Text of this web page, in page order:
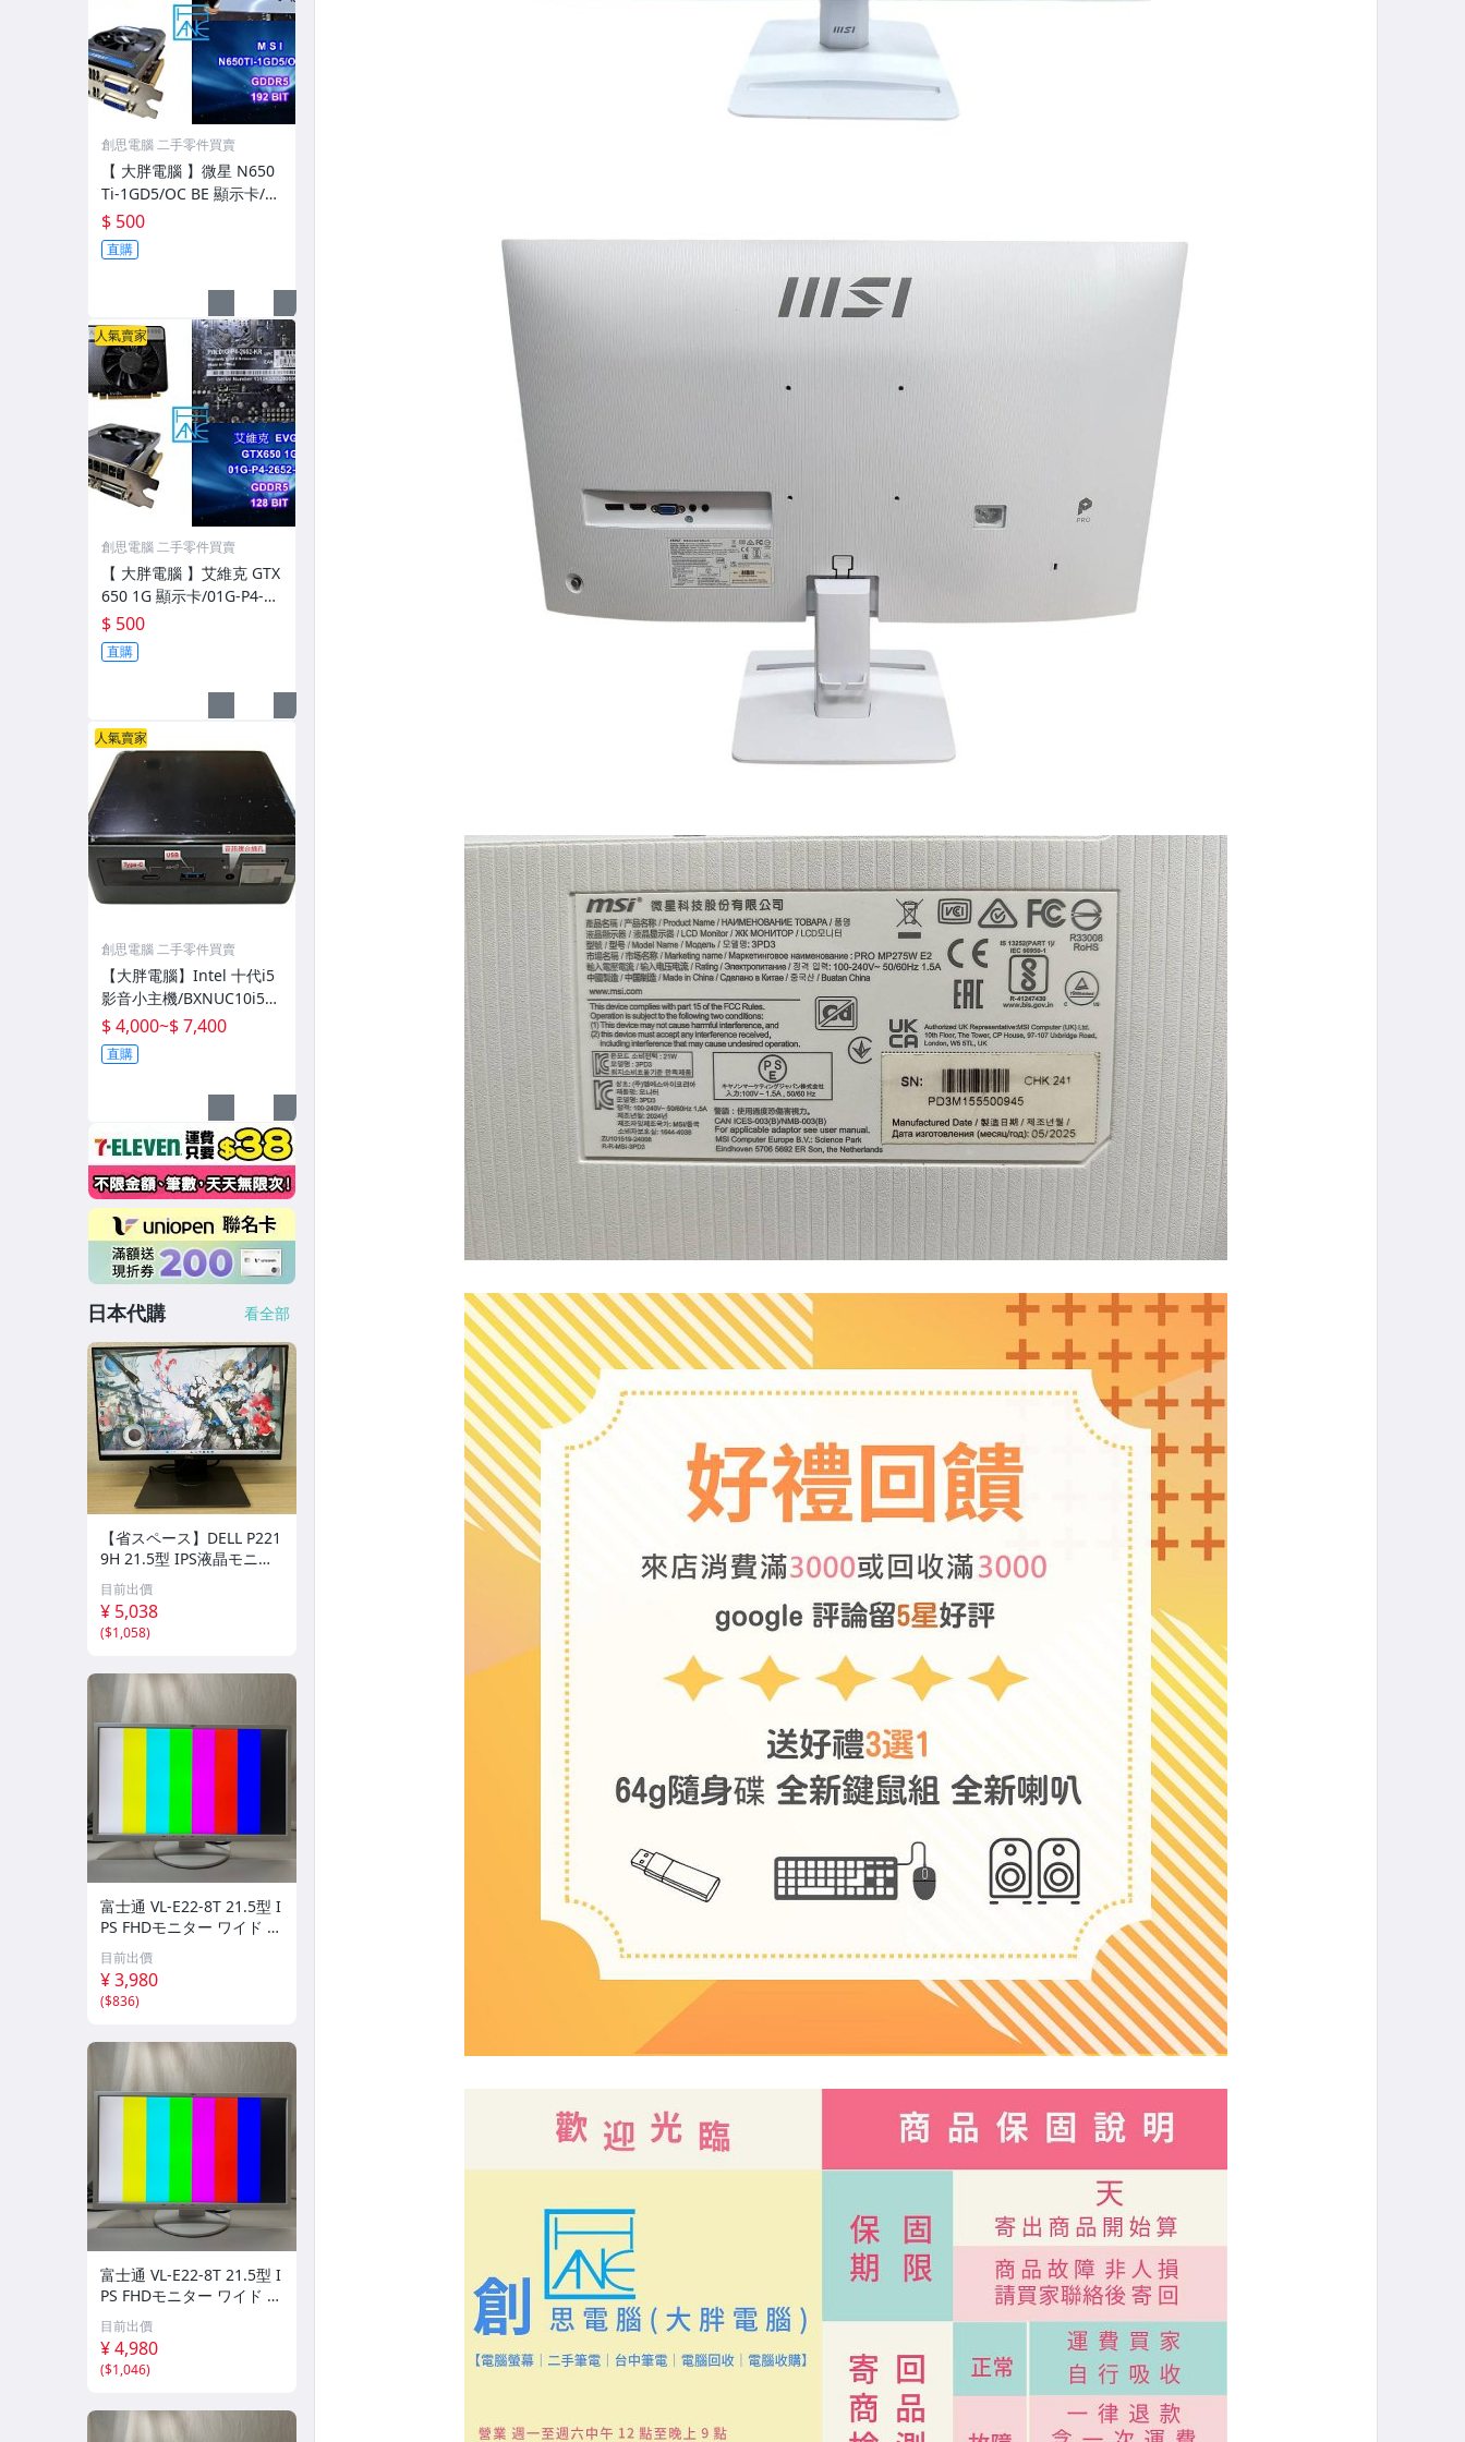
創思電腦 二手零件買賣
【 大胖電腦 】微星 N650
Ti-1GD5/OC BE 顯示卡/19
2BIT/DDR5/保固30天/直
購價500元
$ 500
直購
人氣賣家
創思電腦 二手零件買賣
【 大胖電腦 】艾維克 GTX
650 1G 顯示卡/01G-P4-26
52-KR/128BIT/DDR5/保固
30天/直購價500元
$ 500
直購
人氣賣家
創思電腦 二手零件買賣
【大胖電腦】Intel 十代i5
影音小主機/BXNUC10i5F
NH2/DDR4/HDMI/保固60
天/直購4000元起
$ 4,000~$ 7,400
直購
日本代購 看全部
【省スペース】DELL P221
9H 21.5型 IPS液晶モニタ
ー MFF 3辺極細フレーム
HDMI/DP/VGA デル純正マ
イクロPC収納一体型スタ
ンド付
目前出價
¥ 5,038
($1,058)
富士通 VL-E22-8T 21.5型 I
PS FHDモニター ワイド デ
ィスプレイ 1920x1080 D-
Sub DVI Displayport 中古
液晶モニター 送料無料②
目前出價
¥ 3,980
($836)
富士通 VL-E22-8T 21.5型 I
PS FHDモニター ワイド デ
ィスプレイ 1920x1080 D-
Sub DVI Displayport 中古
液晶モニター 送料無料
目前出價
¥ 4,980
($1,046)